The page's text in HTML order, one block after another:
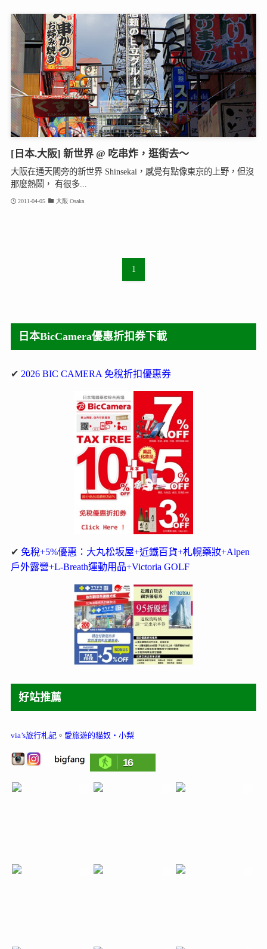
[日本.大阪] 新世界 @ 吃串炸，逛街去～
大阪在通天閣旁的新世界 Shinsekai，感覺有點像東京的上野，但沒
那麼熱鬧， 有很多...
2011-04-05 大阪 Osaka
1
日本BicCamera優惠折扣券下載
✔ 2026 BIC CAMERA 免稅折扣優惠券
✔ 免稅+5%優惠：大丸松坂屋+近鐵百貨+札幌藥妝+Alpen
戶外露營+L-Breath運動用品+Victoria GOLF
好站推薦
via’s旅行札記。 愛旅遊的貓奴‧小梨
16